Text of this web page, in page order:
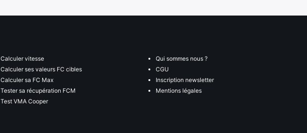
Calculer vitesse
Calculer ses valeurs FC cibles
Calculer sa FC Max
Tester sa récupération FCM
Test VMA Cooper
Qui sommes nous ?
CGU
Inscription newsletter
Mentions légales